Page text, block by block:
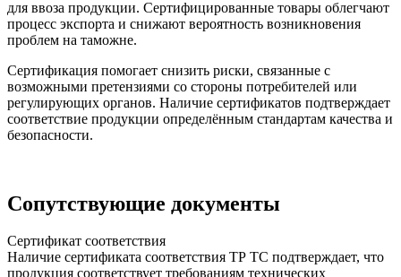
для ввоза продукции. Сертифицированные товары облегчают
процесс экспорта и снижают вероятность возникновения
проблем на таможне.
Сертификация помогает снизить риски, связанные с
возможными претензиями со стороны потребителей или
регулирующих органов. Наличие сертификатов подтверждает
соответствие продукции определённым стандартам качества и
безопасности.
Сопутствующие документы
Сертификат соответствия
Наличие сертификата соответствия ТР ТС подтверждает, что
продукция cоответствует требованиям технических